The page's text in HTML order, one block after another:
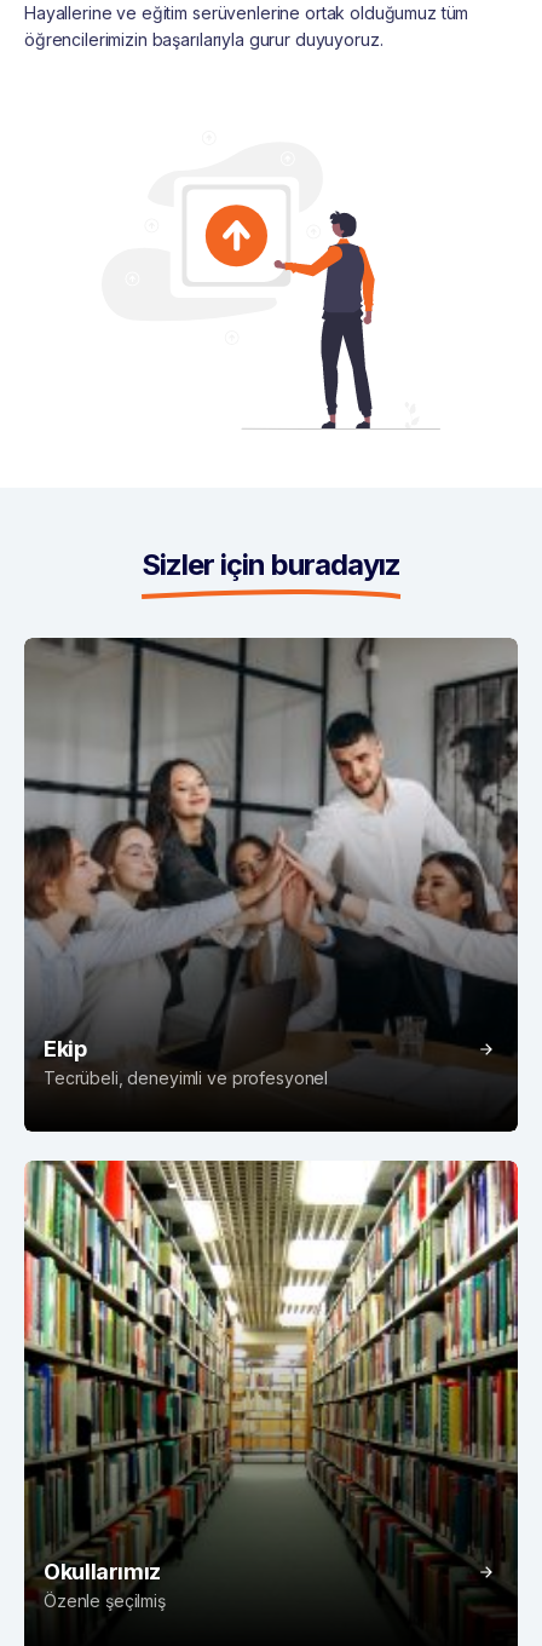
Hayallerine ve eğitim serüvenlerine ortak olduğumuz tüm
öğrencilerimizin başarılarıyla gurur duyuyoruz.
Sizler için buradayız
Ekip
Tecrübeli, deneyimli ve profesyonel
Okullarımız
Özenle şeçilmiş